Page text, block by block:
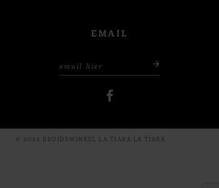
EMAIL
© 2026 BRUIDSWINKEL LA TIARA LA TIARA